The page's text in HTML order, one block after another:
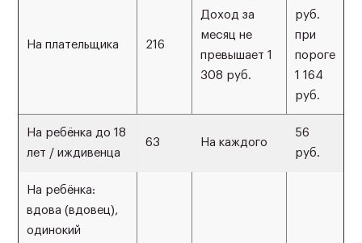
На плательщика 216
Доход за
месяц не
превышает 1
308 руб.
руб.
при
пороге
1 164
руб.
На ребёнка до 18
лет / иждивенца
63 На каждого
56
руб.
На ребёнка:
вдова (вдовец),
одинокий